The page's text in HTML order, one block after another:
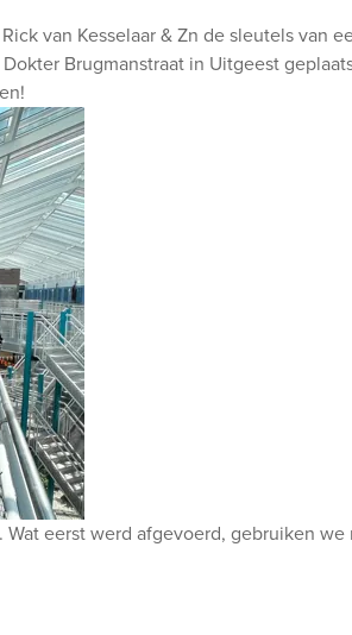
van Kesselaar & Zn de sleutels van
Brugmanstraat in Uitgeest
eerst werd afgevoerd, gebruiken